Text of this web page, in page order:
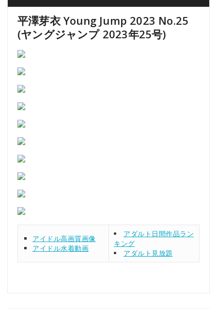
平澤芽衣 Young Jump 2023 No.25
(ヤングジャンプ 2023年25号)
アイドル高画質画像
アイドル水着動画
アダルト日間作品ラン
キング
アダルト見放題